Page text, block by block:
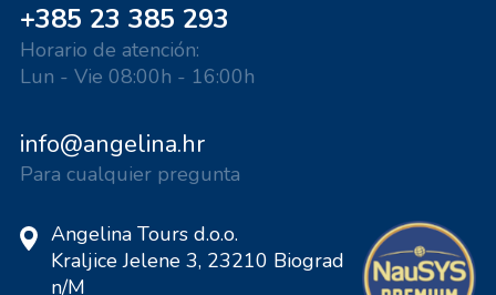
+385 23 385 293
Horario de atención:
Lun - Vie 08:00h - 16:00h
info@angelina.hr
Para cualquier pregunta
Angelina Tours d.o.o.
Kraljice Jelene 3, 23210 Biograd
n/M